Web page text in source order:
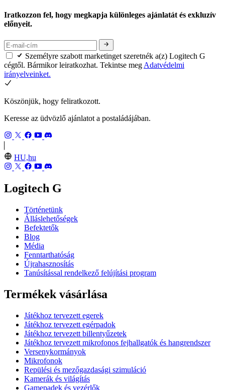
Iratkozzon fel, hogy megkapja különleges ajánlatát és exkluzív
előnyeit.
Személyre szabott marketinget szeretnék a(z) Logitech G
cégtől. Bármikor leiratkozhat. Tekintse meg Adatvédelmi
irányelveinket.
Köszönjük, hogy feliratkozott.
Keresse az üdvözlő ajánlatot a postaládájában.
HU,hu
Logitech G
Történetünk
Álláslehetőségek
Befektetők
Blog
Média
Fenntarthatóság
Újrahasznosítás
Tanúsítással rendelkező felújítási program
Termékek vásárlása
Játékhoz tervezett egerek
Játékhoz tervezett egérpadok
Játékhoz tervezett billentyűzetek
Játékhoz tervezett mikrofonos fejhallgatók és hangrendszer
Versenykormányok
Mikrofonok
Repülési és mezőgazdasági szimuláció
Kamerák és világítás
Gamepadek és vezérlők